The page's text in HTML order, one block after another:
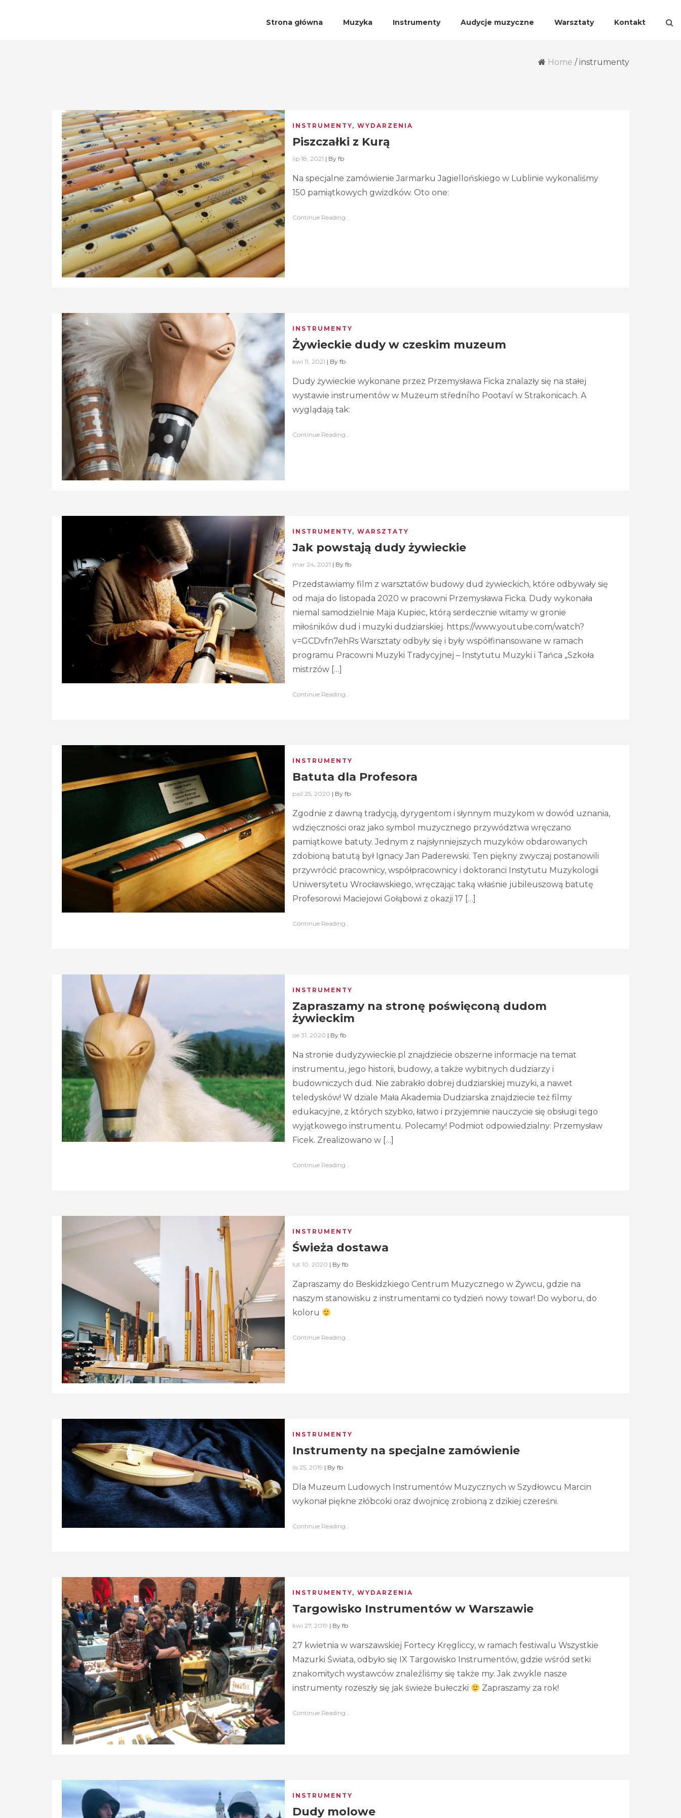
Strona główna Muzyka Instrumenty Audycje muzyczne Warsztaty Kontakt
Home /instrumenty
INSTRUMENTY, WYDARZENIA
Piszczałki z Kurą
lip 18, 2021 | By fb
Na specjalne zamówienie Jarmarku Jagiellońskiego w Lublinie wykonaliśmy
150 pamiątkowych gwizdków. Oto one:
Continue Reading...
INSTRUMENTY
Żywieckie dudy w czeskim muzeum
kwi 11, 2021 | By fb
Dudy żywieckie wykonane przez Przemysława Ficka znalazły się na stałej
wystawie instrumentów w Muzeum středního Pootaví w Strakonicach. A
wyglądają tak:
Continue Reading...
INSTRUMENTY, WARSZTATY
Jak powstają dudy żywieckie
mar 24, 2021 | By fb
Przedstawiamy film z warsztatów budowy dud żywieckich, które odbywały się
od maja do listopada 2020 w pracowni Przemysława Ficka. Dudy wykonała
niemal samodzielnie Maja Kupiec, którą serdecznie witamy w gronie
miłośników dud i muzyki dudziarskiej. https://www.youtube.com/watch?
v=GCDvfn7ehRs Warsztaty odbyły się i były współfinansowane w ramach
programu Pracowni Muzyki Tradycyjnej – Instytutu Muzyki i Tańca „Szkoła
mistrzów […]
Continue Reading...
INSTRUMENTY
Batuta dla Profesora
paź 25, 2020 | By fb
Zgodnie z dawną tradycją, dyrygentom i słynnym muzykom w dowód uznania,
wdzięczności oraz jako symbol muzycznego przywództwa wręczano
pamiątkowe batuty. Jednym z najsłynniejszych muzyków obdarowanych
zdobioną batutą był Ignacy Jan Paderewski. Ten piękny zwyczaj postanowili
przywrócić pracownicy, współpracownicy i doktoranci Instytutu Muzykologii
Uniwersytetu Wrocławskiego, wręczając taką właśnie jubileuszową batutę
Profesorowi Maciejowi Gołąbowi z okazji 17 […]
Continue Reading...
INSTRUMENTY
Zapraszamy na stronę poświęconą dudom
żywieckim
sie 31, 2020 | By fb
Na stronie dudyzywieckie.pl znajdziecie obszerne informacje na temat
instrumentu, jego historii, budowy, a także wybitnych dudziarzy i
budowniczych dud. Nie zabrakło dobrej dudziarskiej muzyki, a nawet
teledysków! W dziale Mała Akademia Dudziarska znajdziecie też filmy
edukacyjne, z których szybko, łatwo i przyjemnie nauczycie się obsługi tego
wyjątkowego instrumentu. Polecamy! Podmiot odpowiedzialny: Przemysław
Ficek. Zrealizowano w […]
Continue Reading...
INSTRUMENTY
Świeża dostawa
lut 10, 2020 | By fb
Zapraszamy do Beskidzkiego Centrum Muzycznego w Żywcu, gdzie na
naszym stanowisku z instrumentami co tydzień nowy towar! Do wyboru, do
koloru
Continue Reading...
INSTRUMENTY
Instrumenty na specjalne zamówienie
lis 25, 2019 | By fb
Dla Muzeum Ludowych Instrumentów Muzycznych w Szydłowcu Marcin
wykonał piękne złóbcoki oraz dwojnicę zrobioną z dzikiej czereśni.
Continue Reading...
INSTRUMENTY, WYDARZENIA
Targowisko Instrumentów w Warszawie
kwi 27, 2019 | By fb
27 kwietnia w warszawskiej Fortecy Kręgliccy, w ramach festiwalu Wszystkie
Mazurki Świata, odbyło się IX Targowisko Instrumentów, gdzie wśród setki
znakomitych wystawców znaleźliśmy się także my. Jak zwykle nasze
instrumenty rozeszły się jak świeże bułeczki
Zapraszamy za rok!
Continue Reading...
INSTRUMENTY
Dudy molowe